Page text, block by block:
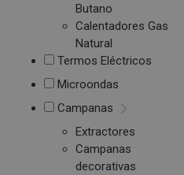
Butano
Calentadores Gas
Natural
Termos Eléctricos
Microondas
Campanas
Extractores
Campanas
decorativas